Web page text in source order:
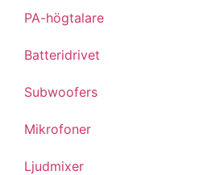
PA-högtalare
Batteridrivet
Subwoofers
Mikrofoner
Ljudmixer